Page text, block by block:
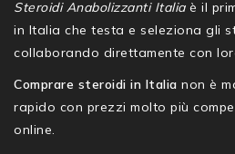
Steroidi Anabolizzanti Italiaè il
in Italia che testa e seleziona gli
collaborando direttamente con
Comprare steroidi in Italia non è
rapido con prezzi molto più
online.